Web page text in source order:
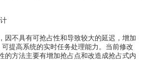
因不具有可抢占性和导致较大的延迟，增加
提高系统的实时任务处理能力。当前修改
的方法主要有增加抢占点和改造成抢占式内